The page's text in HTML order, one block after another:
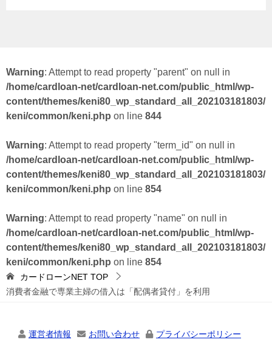
Warning: Attempt to read property "parent" on null in
/home/cardloan-net/cardloan-net.com/public_html/wp-
content/themes/keni80_wp_standard_all_202103181803/
keni/common/keni.php on line 844
Warning: Attempt to read property "term_id" on null in
/home/cardloan-net/cardloan-net.com/public_html/wp-
content/themes/keni80_wp_standard_all_202103181803/
keni/common/keni.php on line 854
Warning: Attempt to read property "name" on null in
/home/cardloan-net/cardloan-net.com/public_html/wp-
content/themes/keni80_wp_standard_all_202103181803/
keni/common/keni.php on line 854
カードローンNET TOP
消費者金融で専業主婦の借入は「配偶者貸付」を利用
運営者情報 お問い合わせ プライバシーポリシー